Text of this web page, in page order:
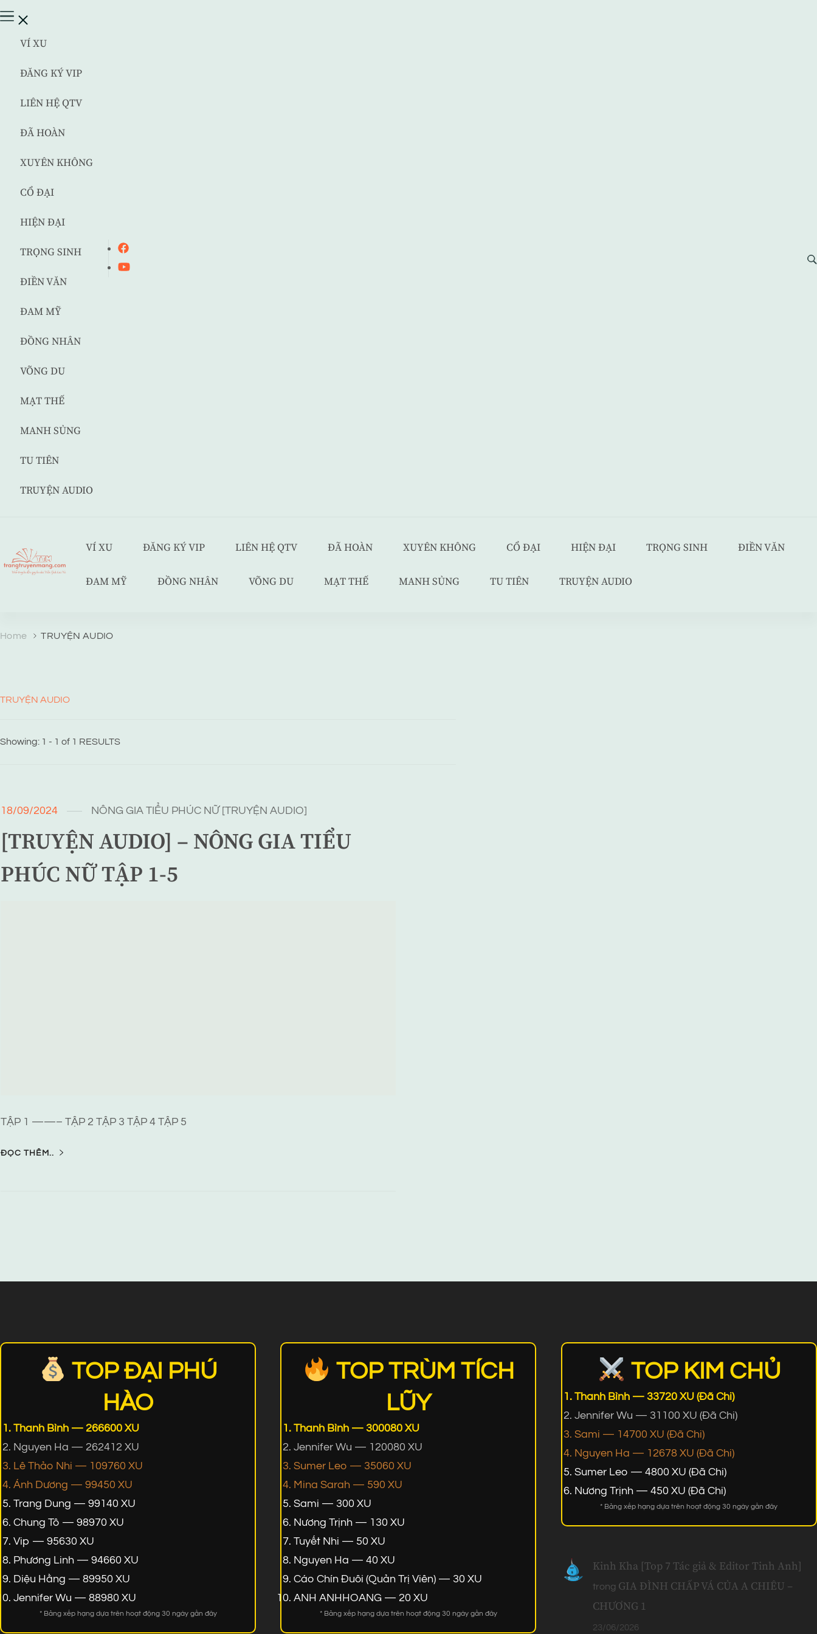
VÍ XU
ĐĂNG KÝ VIP
LIÊN HỆ QTV
ĐÃ HOÀN
XUYÊN KHÔNG
CỔ ĐẠI
HIỆN ĐẠI
TRỌNG SINH
ĐIỀN VĂN
ĐAM MỸ
ĐỒNG NHÂN
VÕNG DU
MẠT THẾ
MANH SỦNG
TU TIÊN
TRUYỆN AUDIO
VÍ XU ĐĂNG KÝ VIP LIÊN HỆ QTV ĐÃ HOÀN XUYÊN KHÔNG CỔ ĐẠI HIỆN ĐẠI TRỌNG SINH ĐIỀN VĂN
ĐAM MỸ ĐỒNG NHÂN VÕNG DU MẠT THẾ MANH SỦNG TU TIÊN TRUYỆN AUDIO
Home TRUYỆN AUDIO
TRUYỆN AUDIO
Showing: 1 - 1 of 1 RESULTS
18/09/2024 NÔNG GIA TIỂU PHÚC NỮ [TRUYỆN AUDIO]
[TRUYỆN AUDIO] – NÔNG GIA TIỂU
PHÚC NỮ TẬP 1-5
TẬP 1 ——– TẬP 2 TẬP 3 TẬP 4 TẬP 5
ĐỌC THÊM..
TOP ĐẠI PHÚ
HÀO
Thanh Bình — 266600 XU
Nguyen Ha — 262412 XU
Lê Thảo Nhi — 109760 XU
Ánh Dương — 99450 XU
Trang Dung — 99140 XU
Chung Tô — 98970 XU
Vip — 95630 XU
Phương Linh — 94660 XU
Diệu Hằng — 89950 XU
Jennifer Wu — 88980 XU
* Bảng xếp hạng dựa trên hoạt động 30 ngày gần đây
TOP TRÙM TÍCH
LŨY
Thanh Bình — 300080 XU
Jennifer Wu — 120080 XU
Sumer Leo — 35060 XU
Mina Sarah — 590 XU
Sami — 300 XU
Nương Trịnh — 130 XU
Tuyết Nhi — 50 XU
Nguyen Ha — 40 XU
Cáo Chín Đuôi (Quản Trị Viên) — 30 XU
ANH ANHHOANG — 20 XU
* Bảng xếp hạng dựa trên hoạt động 30 ngày gần đây
TOP KIM CHỦ
Thanh Bình — 33720 XU (Đã Chi)
Jennifer Wu — 31100 XU (Đã Chi)
Sami — 14700 XU (Đã Chi)
Nguyen Ha — 12678 XU (Đã Chi)
Sumer Leo — 4800 XU (Đã Chi)
Nương Trịnh — 450 XU (Đã Chi)
* Bảng xếp hạng dựa trên hoạt động 30 ngày gần đây
Kinh Kha [Top 7 Tác giả & Editor Tinh Anh]
trong GIA ĐÌNH CHẤP VÁ CỦA A CHIÊU –
CHƯƠNG 1
23/06/2026